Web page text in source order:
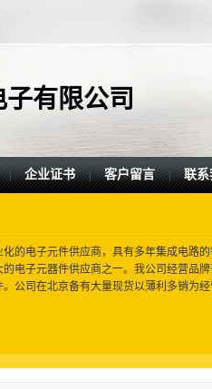
有限公司
| 企业证书 | 客户留言 | 联系
的电子元件供应商，具有多年集成电路
电子元器件供应商之一。我公司经营品
公司在北京备有大量现货以薄利多销为